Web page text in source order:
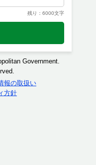
残り：6000文字
Government.
報の取扱い
方針